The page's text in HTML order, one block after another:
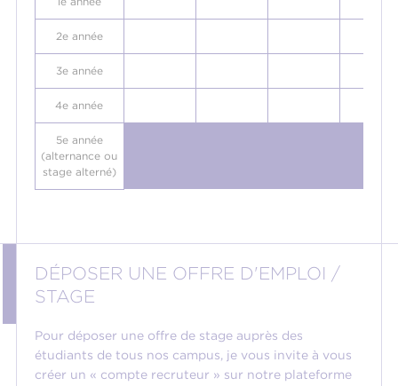
2e année
3e année
4e année
5e année
(alternance ou
stage alterné)
DÉPOSER UNE OFFRE D'EMPLOI /
STAGE
Pour déposer une offre de stage auprès des
étudiants de tous nos campus, je vous invite à vous
créer un « compte recruteur » sur notre plateforme